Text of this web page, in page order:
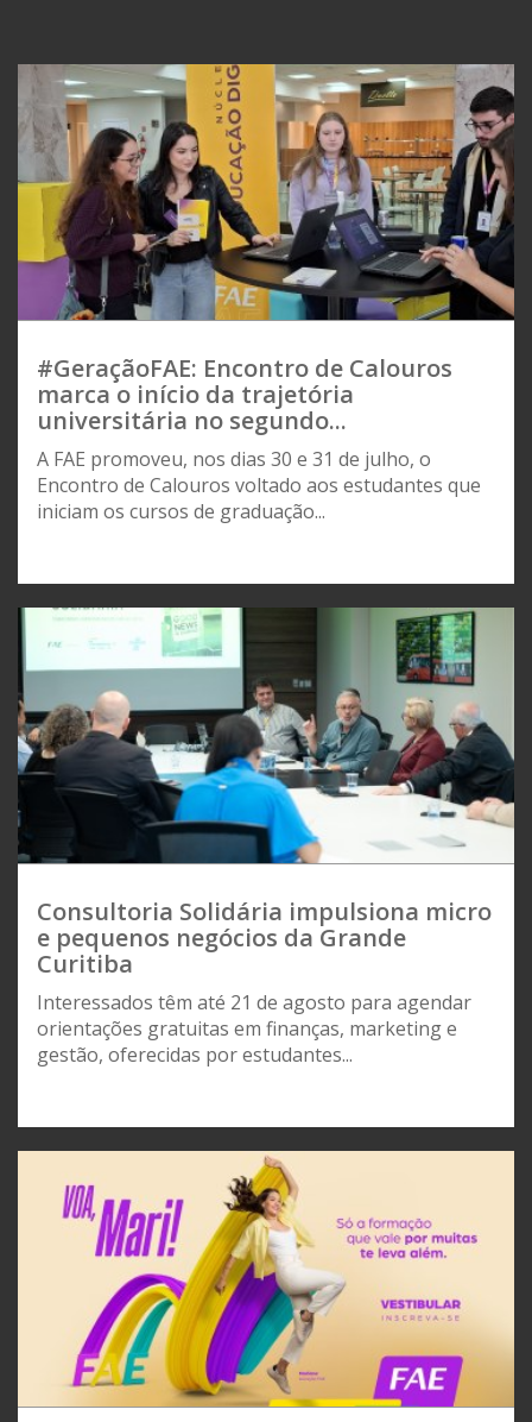
#GeraçãoFAE: Encontro de Calouros
marca o início da trajetória
universitária no segundo...
A FAE promoveu, nos dias 30 e 31 de julho, o
Encontro de Calouros voltado aos estudantes que
iniciam os cursos de graduação...
Consultoria Solidária impulsiona micro
e pequenos negócios da Grande
Curitiba
Interessados têm até 21 de agosto para agendar
orientações gratuitas em finanças, marketing e
gestão, oferecidas por estudantes...